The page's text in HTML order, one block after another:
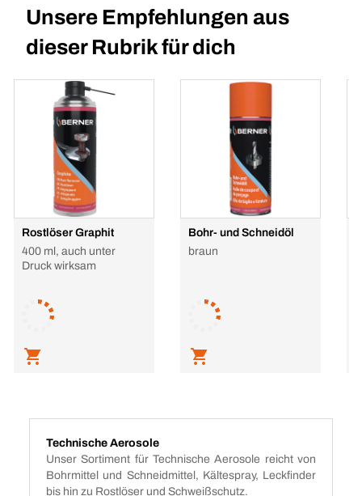
Unsere Empfehlungen aus
dieser Rubrik für dich
Rostlöser Graphit
400 ml, auch unter
Druck wirksam
Bohr- und Schneidöl
braun
Technische Aerosole
Unser Sortiment für Technische Aerosole reicht von
Bohrmittel und Schneidmittel, Kältespray, Leckfinder
bis hin zu Rostlöser und Schweißschutz.